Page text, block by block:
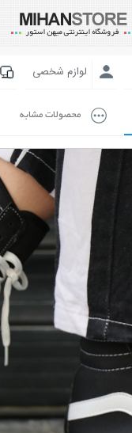
لوازم شخصی
محصولات مشابه